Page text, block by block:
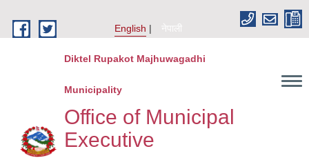
English
नेपाली
Diktel Rupakot Majhuwagadhi
Municipality
Office of Municipal
Executive